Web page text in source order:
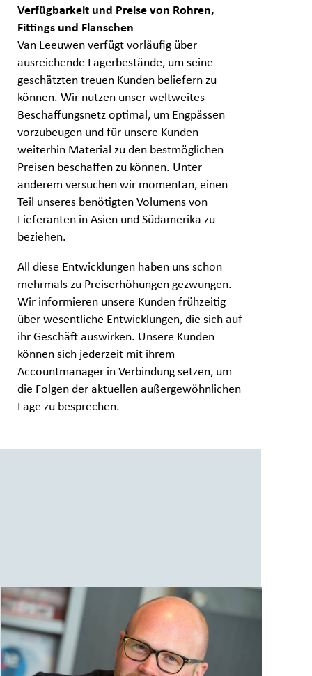
Verfügbarkeit und Preise von Rohren,
Fittings und Flanschen
Van Leeuwen verfügt vorläufig über
ausreichende Lagerbestände, um seine
geschätzten treuen Kunden beliefern zu
können. Wir nutzen unser weltweites
Beschaffungsnetz optimal, um Engpässen
vorzubeugen und für unsere Kunden
weiterhin Material zu den bestmöglichen
Preisen beschaffen zu können. Unter
anderem versuchen wir momentan, einen
Teil unseres benötigten Volumens von
Lieferanten in Asien und Südamerika zu
beziehen.
All diese Entwicklungen haben uns schon
mehrmals zu Preiserhöhungen gezwungen.
Wir informieren unsere Kunden frühzeitig
über wesentliche Entwicklungen, die sich auf
ihr Geschäft auswirken. Unsere Kunden
können sich jederzeit mit ihrem
Accountmanager in Verbindung setzen, um
die Folgen der aktuellen außergewöhnlichen
Lage zu besprechen.